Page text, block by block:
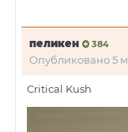
пеликен 384
Опубликовано5
Critical Kush